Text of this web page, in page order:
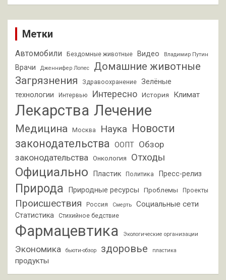
Метки
Автомобили Бездомные животные Видео Владимир Путин
Врачи Дженнифер Лопес
Домашние животные
Загрязнения
Здравоохранение
Зелёные
технологии
Интервью Интересно История Климат
Лекарства Лечение
Медицина Москва Наука Новости
законодательства
ООПТ Обзор
законодательства
Онкология Отходы
Официально Пластик Политика Пресс-релиз
Природа Природные ресурсы Проблемы Проекты
Происшествия Россия Смерть Социальные сети
Статистика Стихийное бедствие
Фармацевтика Экологические организации
Экономика бьюти-обзор здоровье пластика
продукты